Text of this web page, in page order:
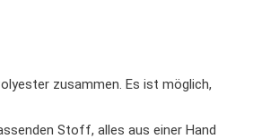
zusammen. Es ist möglich,
Stoff, alles aus einer Hand